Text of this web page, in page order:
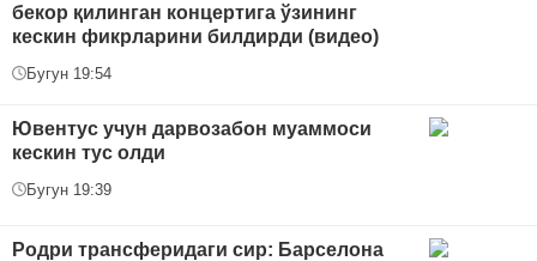
бекор қилинган концертига ўзининг
кескин фикрларини билдирди (видео)
Бугун 19:54
Ювентус учун дарвозабон муаммоси
кескин тус олди
Бугун 19:39
Родри трансферидаги сир: Барселона